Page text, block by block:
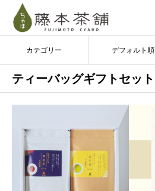
カテゴリー デフォルト順
ティーバッグギフトセット